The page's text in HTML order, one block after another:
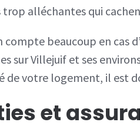
trop alléchantes qui
compte beaucoup en cas
sur Villejuif et ses
de votre logement, il est
et